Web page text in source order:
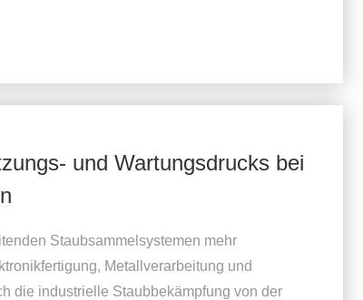
und Wartungsdrucks bei
Staubsammelsystemen mehr
Metallverarbeitung und
die industrielle Staubbekämpfung von der